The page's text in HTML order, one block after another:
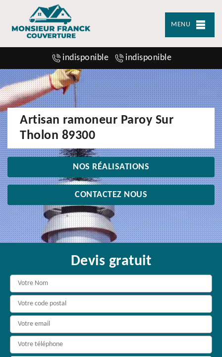
MENU
indisponible indisponible
Artisan ramoneur Paroy Sur
Tholon 89300
NOS RÉALISATIONS
CONTACTEZ NOUS
Devis gratuit